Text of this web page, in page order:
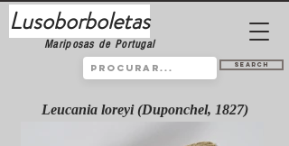
Lusoborboletas
Mariposas de Portugal
Search
Leucania loreyi (Duponchel, 1827)